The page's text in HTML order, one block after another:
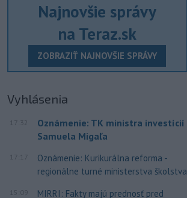
Najnovšie správy
na Teraz.sk
ZOBRAZIŤ NAJNOVŠIE SPRÁVY
Vyhlásenia
17:32
Oznámenie: TK ministra investícií
Samuela Migaľa
17:17
Oznámenie: Kurikurálna reforma -
regionálne turné ministerstva školstva
15:09
MIRRI: Fakty majú prednosť pred